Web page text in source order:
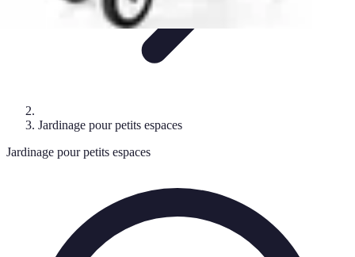
Jardinage pour petits espaces
Jardinage pour petits espaces